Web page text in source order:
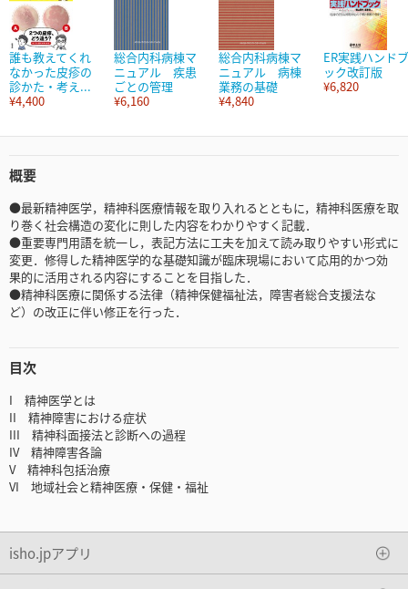
誰も教えてくれ
なかった皮疹の
診かた・考え...
¥4,400
総合内科病棟マ
ニュアル 疾患
ごとの管理
¥6,160
総合内科病棟マ
ニュアル 病棟
業務の基礎
¥4,840
ER実践ハンドブ
ック改訂版
¥6,820
概要
●最新精神医学，精神科医療情報を取り入れるとともに，精神科医療を取
り巻く社会構造の変化に則した内容をわかりやすく記載．
●重要専門用語を統一し，表記方法に工夫を加えて読み取りやすい形式に
変更．修得した精神医学的な基礎知識が臨床現場において応用的かつ効
果的に活用される内容にすることを目指した．
●精神科医療に関係する法律（精神保健福祉法，障害者総合支援法な
ど）の改正に伴い修正を行った．
目次
I 精神医学とは
II 精神障害における症状
III 精神科面接法と診断への過程
IV 精神障害各論
V 精神科包括治療
VI 地域社会と精神医療・保健・福祉
isho.jpアプリ